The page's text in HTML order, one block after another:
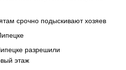
срочно подыскивают хозяев
разрешили
этаж